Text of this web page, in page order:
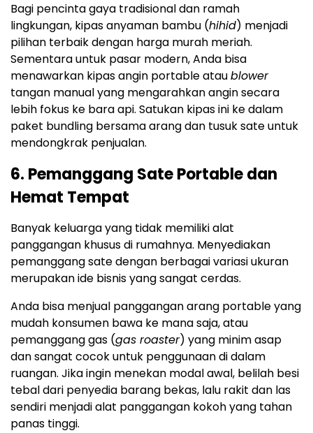
Bagi pencinta gaya tradisional dan ramah
lingkungan, kipas anyaman bambu (hihid) menjadi
pilihan terbaik dengan harga murah meriah.
Sementara untuk pasar modern, Anda bisa
menawarkan kipas angin portable ataublower
tangan manual yang mengarahkan angin secara
lebih fokus ke bara api. Satukan kipas ini ke dalam
paket bundling bersama arang dan tusuk sate untuk
mendongkrak penjualan.
6. Pemanggang Sate Portable dan
Hemat Tempat
Banyak keluarga yang tidak memiliki alat
panggangan khusus di rumahnya. Menyediakan
pemanggang sate dengan berbagai variasi ukuran
merupakan ide bisnis yang sangat cerdas.
Anda bisa menjual panggangan arang portable yang
mudah konsumen bawa ke mana saja, atau
pemanggang gas (gas roaster) yang minim asap
dan sangat cocok untuk penggunaan di dalam
ruangan. Jika ingin menekan modal awal, belilah besi
tebal dari penyedia barang bekas, lalu rakit dan las
sendiri menjadi alat panggangan kokoh yang tahan
panas tinggi.